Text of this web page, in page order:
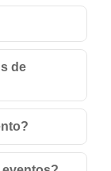
de